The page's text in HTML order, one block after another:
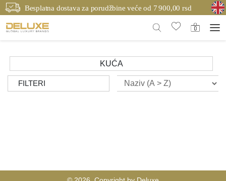
Besplatna dostava za porudžbine veće od 7 900,00 rsd
KUĆA
FILTERI